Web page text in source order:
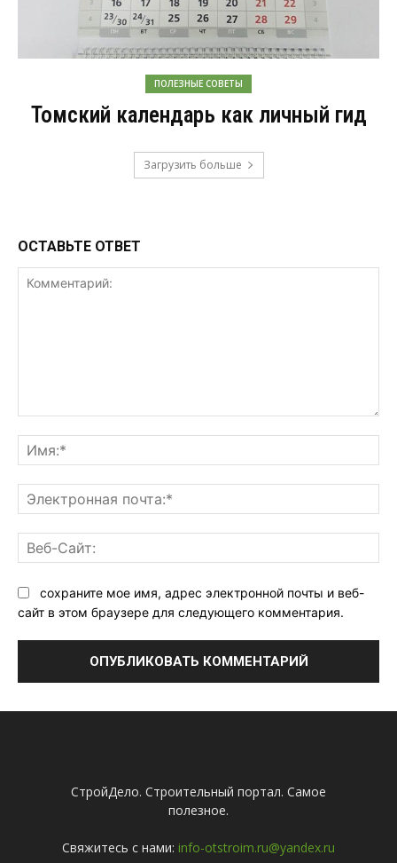
ПОЛЕЗНЫЕ СОВЕТЫ
Томский календарь как личный гид
Загрузить больше
ОСТАВЬТЕ ОТВЕТ
сохраните мое имя, адрес электронной почты и веб-
сайт в этом браузере для следующего комментария.
СтройДело. Строительный портал. Самое
полезное.
Свяжитесь с нами: info-otstroim.ru@yandex.ru